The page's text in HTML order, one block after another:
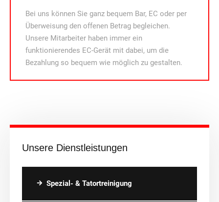
Unsere Dienstleistungen
Spezial- & Tatortreinigung
Bei uns können Sie ganz bequem Bar, EC oder per
Überweisung den offenen Betrag begleichen.
Unsere Mitarbeiter haben immer ein
funktionierendes EC-Gerät mit dabei, um die
Bezahlung so bequem wie möglich zu gestalten.